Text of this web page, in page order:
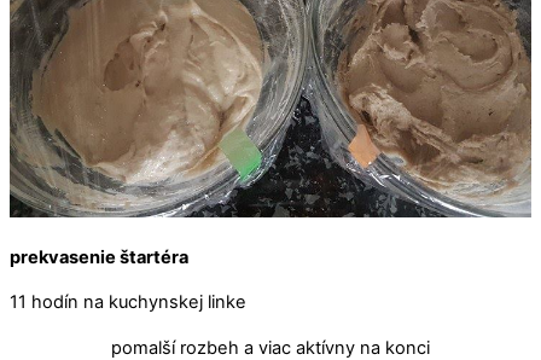
prekvasenie štartéra
11 hodín na kuchynskej linke
pomalší rozbeh a viac aktívny na konci